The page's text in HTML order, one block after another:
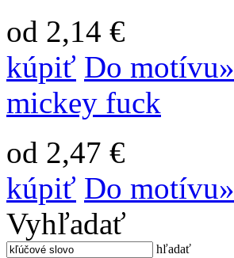
od 2,14 €
kúpiť Do motívu»
mickey fuck
od 2,47 €
kúpiť Do motívu»
Vyhľadať
hľadať